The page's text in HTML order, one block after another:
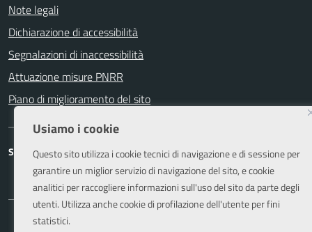
Usiamo i cookie
Questo sito utilizza i cookie tecnici di navigazione e di sessione per
garantire un miglior servizio di navigazione del sito, e cookie
analitici per raccogliere informazioni sull'uso del sito da parte degli
utenti. Utilizza anche cookie di profilazione dell'utente per fini
statistici.
Note legali
Dichiarazione di accessibilità
Segnalazioni di inaccessibilità
Attuazione misure PNRR
Piano di miglioramento del sito
SEGUICI SU
FacebookInstagram